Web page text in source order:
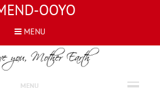
OOYO
MENU
MENU